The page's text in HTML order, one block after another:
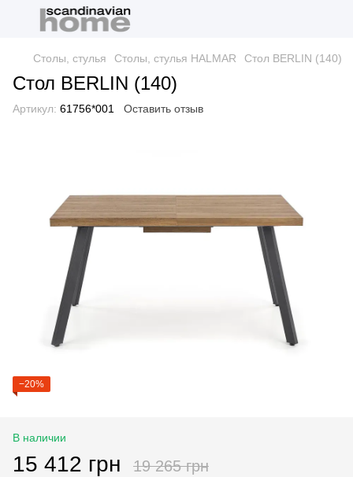
Столы, стулья Столы, стулья HALMAR Стол BERLIN (140)
Стол BERLIN (140)
Артикул: 61756*001 Оставить отзыв
−20%
В наличии
15 412 грн 19 265 грн